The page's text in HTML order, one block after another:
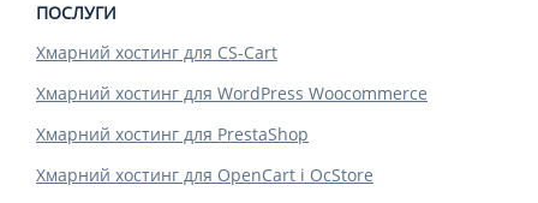
ПОСЛУГИ
Хмарний хостинг для CS-Cart
Хмарний хостинг для WordPress Woocommerce
Хмарний хостинг для PrestaShop
Хмарний хостинг для OpenCart і OcStore